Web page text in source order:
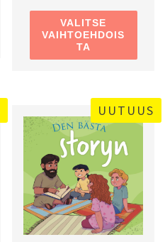
VALITSE
VAIHTOEHDOIS
TA
Tällä
UUTUUS